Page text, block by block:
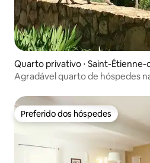
Quarto privativo ⋅ Saint-
Agradável quarto de hóspedes
Preferido dos hóspedes
Preferido dos hóspedes